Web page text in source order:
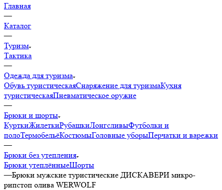
Главная
—
Каталог
—
Туризм
Тактика
—
Одежда для туризма
Обувь туристическаяСнаряжение для туризмаКухня
туристическаяПневматическое оружие
—
Брюки и шорты
КурткиЖилеткиРубашкиЛонгсливыФутболки и
полоТермобельёКостюмыГоловные уборыПерчатки и варежки
—
Брюки без утепления
Брюки утеплённыеШорты
—Брюки мужские туристические ДИСКАВЕРИ микро-
рипстоп олива WERWOLF